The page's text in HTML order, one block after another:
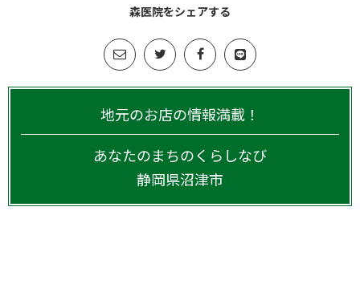
森医院をシェアする
地元のお店の情報満載！
あなたのまちのくらしなび
静岡県沼津市